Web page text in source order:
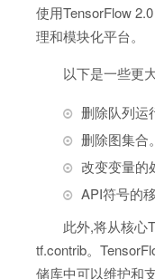
使用TensorFlow
理和模块化平台。
以下是一些更
删除队列运
删除图集合。
改变变量的
API符号的
此外,将从核心
tf.contrib。
储库中可以维护和